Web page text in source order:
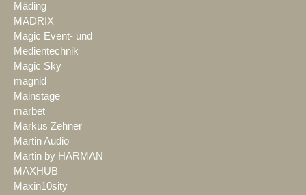
Mäding
MADRIX
Magic Event- und
Medientechnik
Magic Sky
magnid
Mainstage
marbet
Markus Zehner
Martin Audio
Martin by HARMAN
MAXHUB
Maxin10sity